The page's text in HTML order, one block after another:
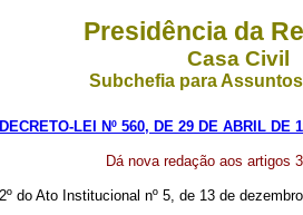
Presidência da
Casa Civil
Subchefia para
DECRETO-LEI Nº 560, DE 29 DE ABRIL DE
Dá nova redação aos artigos
do Ato Institucional nº 5, de 13 de